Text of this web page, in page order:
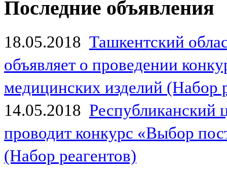
Последние объявления
18.05.2018 Ташкентский
объявляет о проведении
медицинских изделий (Набор
14.05.2018
проводит конкурс «Выбор
(Набор реагентов)